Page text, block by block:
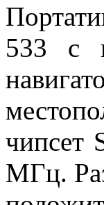
533 с
чипсет
МГц.